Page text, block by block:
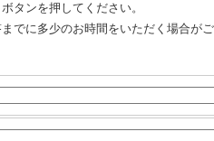
タンを押してください。
でに多少のお時間をいただく場合がご